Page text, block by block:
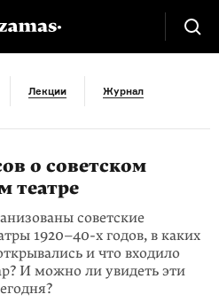
Лекции Журнал
о советском
театре
советские
1920–40-х годов, в каких
и что входило
И можно ли увидеть эти